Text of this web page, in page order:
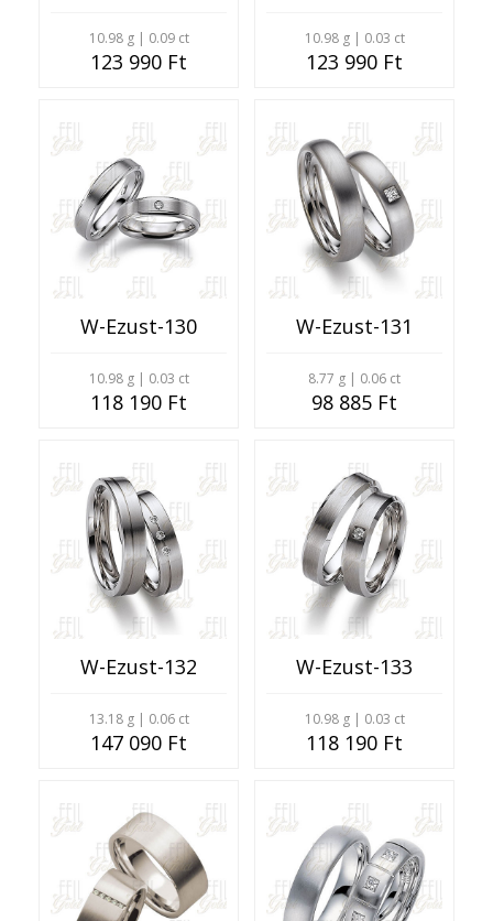
10.98 g | 0.09 ct
123 990 Ft
10.98 g | 0.03 ct
123 990 Ft
W-Ezust-130
10.98 g | 0.03 ct
118 190 Ft
W-Ezust-131
8.77 g | 0.06 ct
98 885 Ft
W-Ezust-132
13.18 g | 0.06 ct
147 090 Ft
W-Ezust-133
10.98 g | 0.03 ct
118 190 Ft